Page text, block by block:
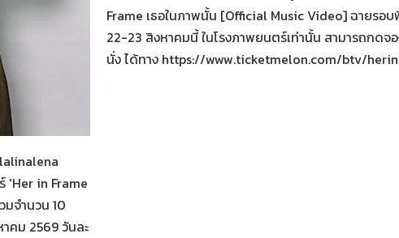
พนั้น
in Frame
มจำนวน 10
คม 2569 วันละ
Frame เธอในภาพนั้น [Official Music Video] ฉายรอบ
22-23 สิงหาคมนี้ ในโรงภาพยนตร์เท่านั้น สามารถกดจ
นั่ง ได้ทาง https://www.ticketmelon.com/btv/